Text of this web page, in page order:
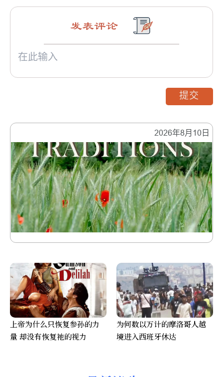
2026年8月10日
发表评论
提交
上帝为什么只恢复参孙的力
量 却没有恢复祂的视力
为何数以万计的摩洛哥人越
境进入西班牙休达